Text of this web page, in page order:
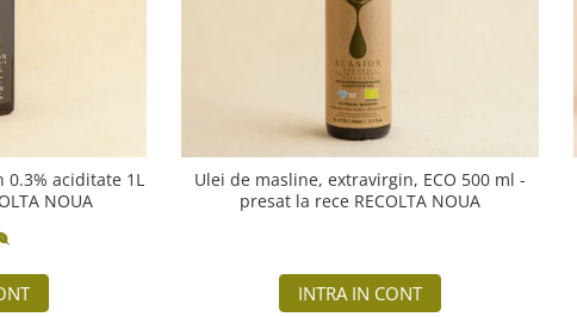
aciditate 1L
NOUA
Ulei de masline, extravirgin, ECO 500 ml -
presat la rece RECOLTA NOUA
INTRA IN CONT